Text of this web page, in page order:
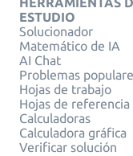
ESTUDIO
Solucionador
Matemático de IA
AI Chat
Problemas
Hojas de trabajo
Hojas de referencia
Calculadoras
Calculadora gráfica
Verificar solución